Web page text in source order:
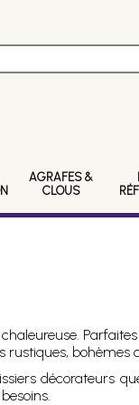
AGRAFES &
CLOUS
rustiques, bohèmes
décorateurs